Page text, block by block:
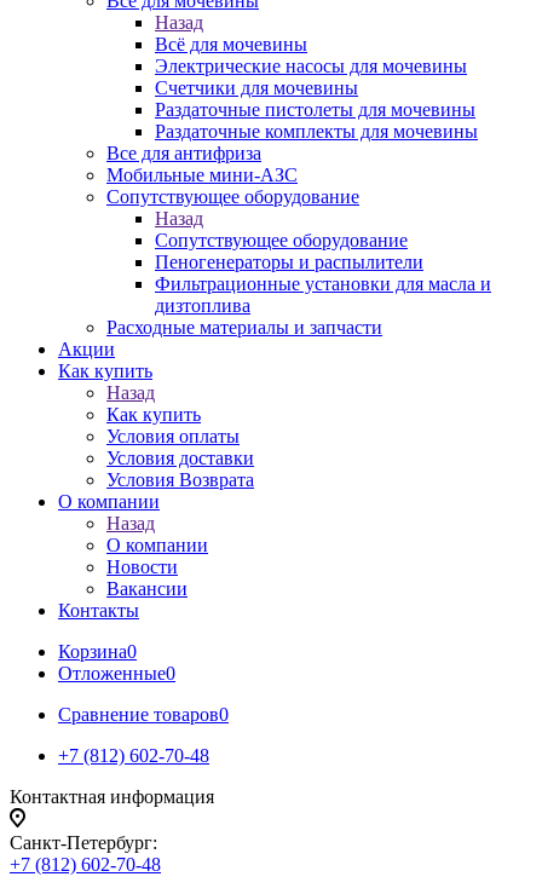
Назад
Всё для мочевины
Электрические насосы для мочевины
Счетчики для мочевины
Раздаточные пистолеты для мочевины
Раздаточные комплекты для мочевины
Все для антифриза
Мобильные мини-АЗС
Сопутствующее оборудование
Назад
Сопутствующее оборудование
Пеногенераторы и распылители
Фильтрационные установки для масла и
дизтоплива
Расходные материалы и запчасти
Акции
Как купить
Назад
Как купить
Условия оплаты
Условия доставки
Условия Возврата
О компании
Назад
О компании
Новости
Вакансии
Контакты
Корзина0
Отложенные0
Сравнение товаров0
+7 (812) 602-70-48
Контактная информация
Санкт-Петербург:
+7 (812) 602-70-48